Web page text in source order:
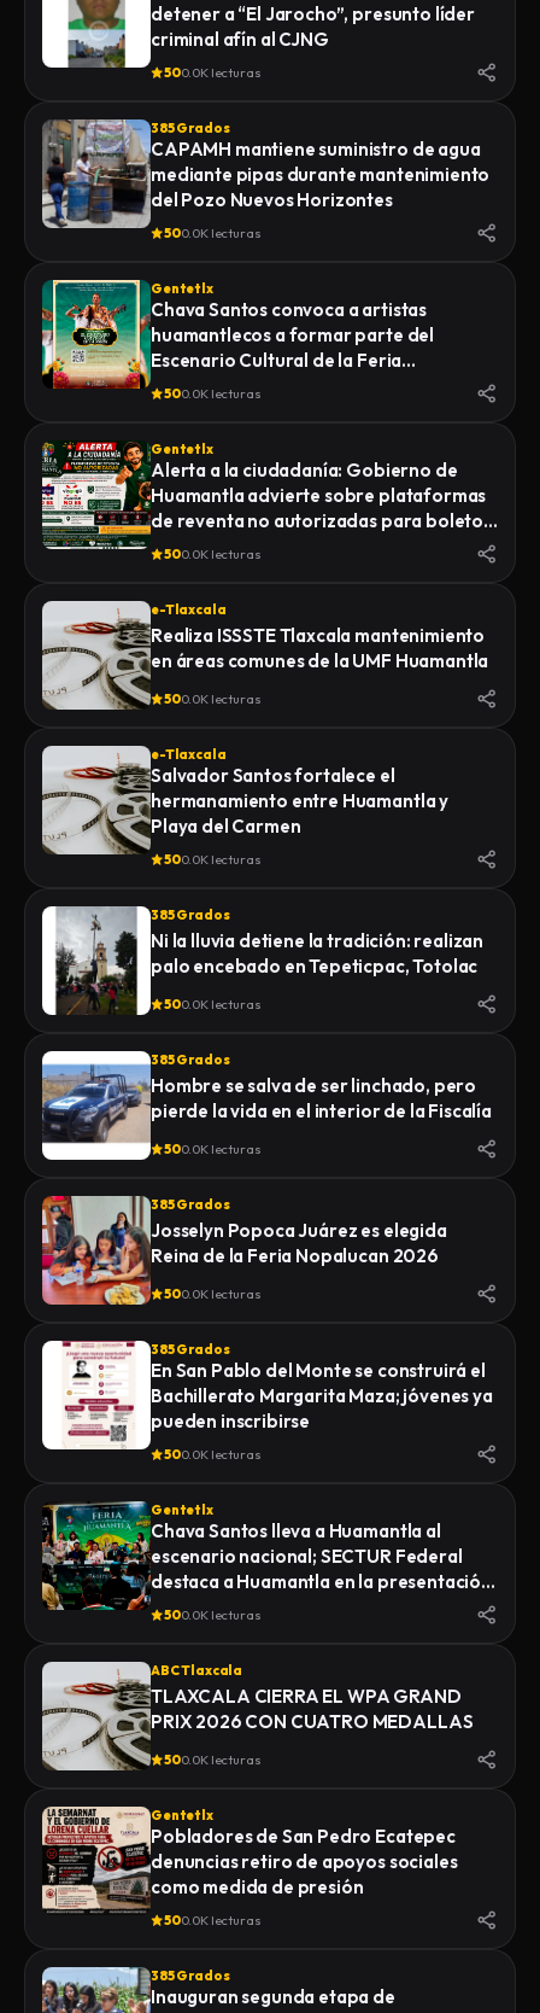
LA FISCALÍA GENERAL DE JUSTICIA DEL
ESTADO (FGJE) INICIÓ UNA CARPETA DE
INVESTIGACIÓN POR EL DELITO DE
HOMICIDIO CALIFICADO EN CONTRA DE
QUIEN O QUIENES RESULTEN
RESPONSABLES
detener a “El Jarocho”, presunto líder
criminal afín al CJNG
500.0K lecturas
385 Grados
CAPAMH mantiene suministro de agua
mediante pipas durante mantenimiento
del Pozo Nuevos Horizontes
500.0K lecturas
Gentetlx
Chava Santos convoca a artistas
huamantlecos a formar parte del
Escenario Cultural de la Feria
Internacional del Arte Efímero y la Dalia
500.0K lecturas
Gentetlx
Alerta a la ciudadanía: Gobierno de
Huamantla advierte sobre plataformas
de reventa no autorizadas para boletos
de la Feria 2026
500.0K lecturas
e-Tlaxcala
Realiza ISSSTE Tlaxcala mantenimiento
en áreas comunes de la UMF Huamantla
500.0K lecturas
e-Tlaxcala
Salvador Santos fortalece el
hermanamiento entre Huamantla y
Playa del Carmen
500.0K lecturas
385 Grados
Ni la lluvia detiene la tradición: realizan
palo encebado en Tepeticpac, Totolac
500.0K lecturas
385 Grados
Hombre se salva de ser linchado, pero
pierde la vida en el interior de la Fiscalía
500.0K lecturas
385 Grados
Josselyn Popoca Juárez es elegida
Reina de la Feria Nopalucan 2026
500.0K lecturas
385 Grados
En San Pablo del Monte se construirá el
Bachillerato Margarita Maza; jóvenes ya
pueden inscribirse
500.0K lecturas
Gentetlx
Chava Santos lleva a Huamantla al
escenario nacional; SECTUR Federal
destaca a Huamantla en la presentación
de su feria 2026
500.0K lecturas
ABC Tlaxcala
TLAXCALA CIERRA EL WPA GRAND
PRIX 2026 CON CUATRO MEDALLAS
500.0K lecturas
Gentetlx
Pobladores de San Pedro Ecatepec
denuncias retiro de apoyos sociales
como medida de presión
500.0K lecturas
385 Grados
Inauguran segunda etapa de